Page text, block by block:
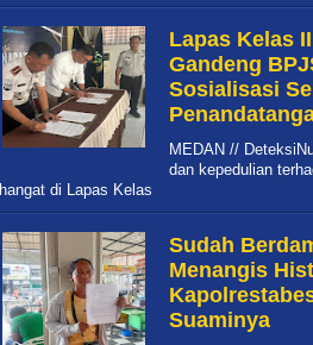
Lapas Kelas
Gandeng
Sosialisasi
MEDAN //
dan kepedulian
hangat di Lapas Kelas
Sudah
Menangis
Suaminya